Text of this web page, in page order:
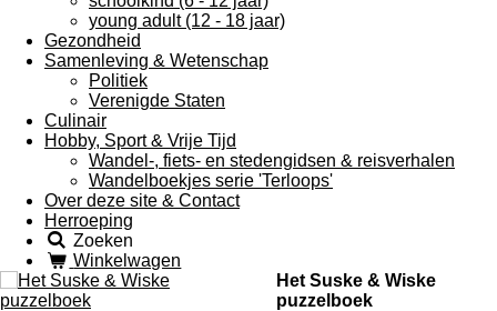
young adult (12 - 18 jaar)
Gezondheid
Samenleving & Wetenschap
Politiek
Verenigde Staten
Culinair
Hobby, Sport & Vrije Tijd
Wandel-, fiets- en stedengidsen & reisverhalen
Wandelboekjes serie 'Terloops'
Over deze site & Contact
Herroeping
Zoeken
Winkelwagen
Het Suske & Wiske
puzzelboek